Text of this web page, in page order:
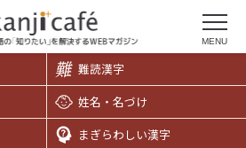
MENU
難読漢字
姓名・名づけ
まぎらわしい漢字